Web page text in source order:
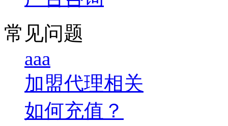
常见问题
aaa
加盟代理相关
如何充值？